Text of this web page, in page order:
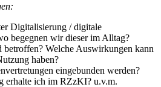
Digitalisierung / digitale
begegnen wir dieser im Alltag?​
betroffen?​ Welche Auswirkungen kann
haben?
eingebunden werden?
erhalte ich im RZzKI? u.v.m.